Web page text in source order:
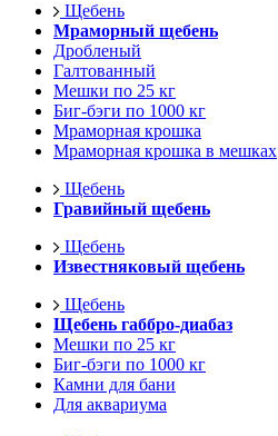
Щебень
Мраморный щебень
Дробленый
Галтованный
Мешки по 25 кг
Биг-бэги по 1000 кг
Мраморная крошка
Мраморная крошка в мешках
Щебень
Гравийный щебень
Щебень
Известняковый щебень
Щебень
Щебень габбро-диабаз
Мешки по 25 кг
Биг-бэги по 1000 кг
Камни для бани
Для аквариума